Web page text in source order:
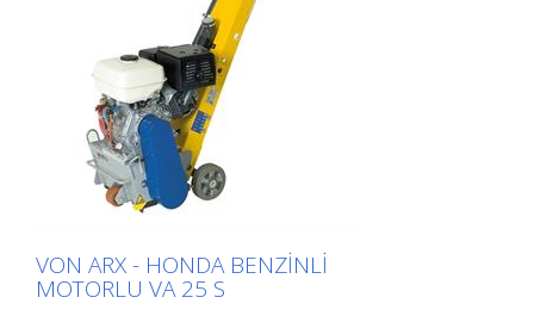
VON ARX - HONDA BENZINLI
MOTORLU VA 25 S